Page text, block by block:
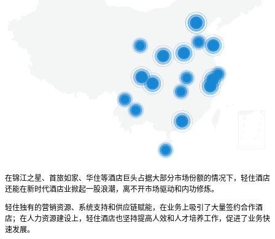
在锦江之星、首旅如家、华住等酒店巨头占据大部分市场份额的情况下，轻住酒店
还能在新时代酒店业掀起一股浪潮，离不开市场驱动和内功修炼。
轻住独有的营销资源、系统支持和供应链赋能，在业务上吸引了大量签约合作酒
店；在人力资源建设上，轻住酒店也坚持提高人效和人才培养工作，促进了业务快
速发展。